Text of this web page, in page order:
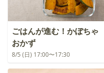
ごはんが進む！かぼちゃ
おかず
8/5 (日) 17:00〜17:30